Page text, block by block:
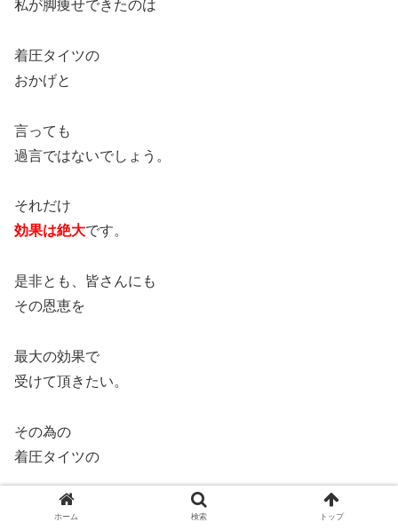
私が脚痩せできたのは
着圧タイツの
おかげと
言っても
過言ではないでしょう。
それだけ
効果は絶大です。
是非とも、皆さんにも
その恩恵を
最大の効果で
受けて頂きたい。
その為の
着圧タイツの
ベストな履き方
ホーム 検索 トップ